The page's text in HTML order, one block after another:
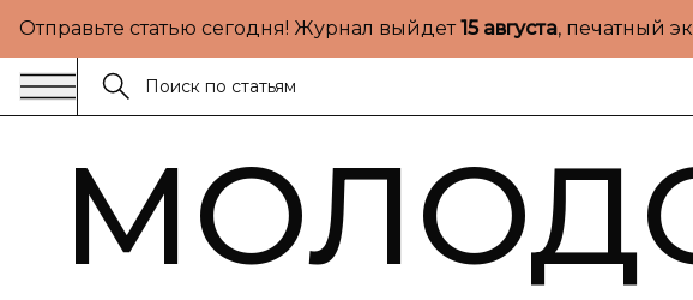
Отправьте статью сегодня! Журнал выйдет15 августа, печатный